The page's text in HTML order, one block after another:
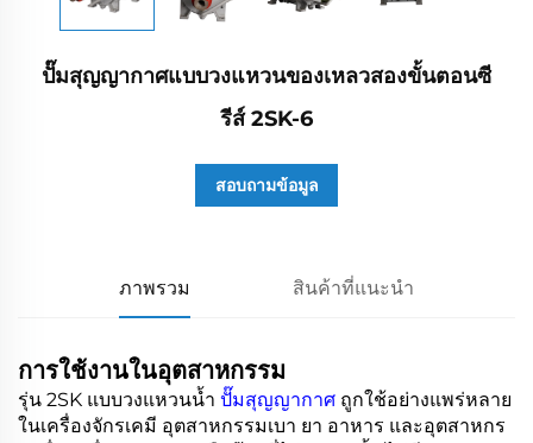
ปั๊มสุญญากาศแบบวงแหวนของเหลวสองขั้นตอนซี
รีส์ 2SK-6
สอบถามข้อมูล
ภาพรวม สินค้าที่แนะนำ
การใช้งานในอุตสาหกรรม
รุ่น 2SK แบบวงแหวนน้ำ ปั๊มสุญญากาศ ถูกใช้อย่างแพร่หลาย
ในเครื่องจักรเคมี อุตสาหกรรมเบา ยา อาหาร และอุตสาหกร